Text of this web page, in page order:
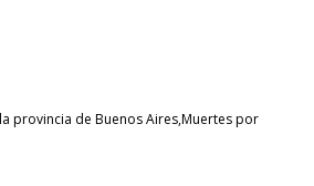
provincia de Buenos AiresMuertes por